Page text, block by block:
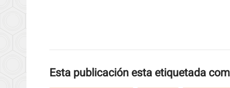
Esta publicación esta etiquetada